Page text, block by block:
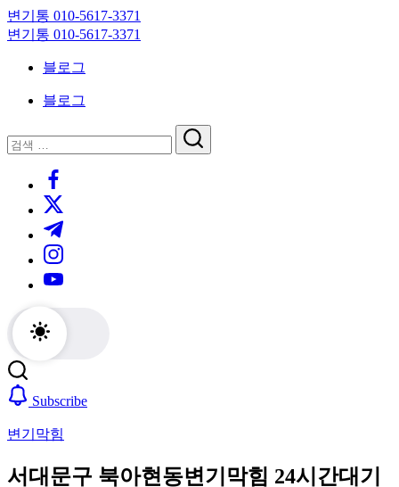
Skip
to
content
변기통 010-5617-3371
변
대
기
변기통 010-5617-3371
크
대
기
블로그
블로그
닫
기
검
검
https://www.facebook.com/
https://twitter.com/
https://t.me/
https://www.instagram.com/
https://youtube.com/
Subscribe
변기막힘
서대문구 북아현동변기막힘 24시간대기